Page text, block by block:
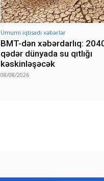
Ümumi iqtisadi xəbərlər
BMT-dən xəbərdarlıq:
qədər dünyada su qıtlığı
kəskinləşəcək
08/08/2026